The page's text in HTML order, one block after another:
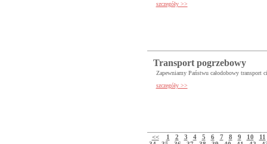
szczegóły >>
Transport pogrzebowy
Zapewniamy Państwu całodobowy transport
szczegóły >>
<< 1 2 3 4 5 6 7 8 9 10
11